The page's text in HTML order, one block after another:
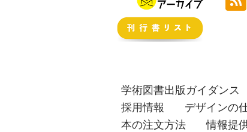
学術図書出版ガイダンス
採用情報
デザインの
本の注文方法
情報提